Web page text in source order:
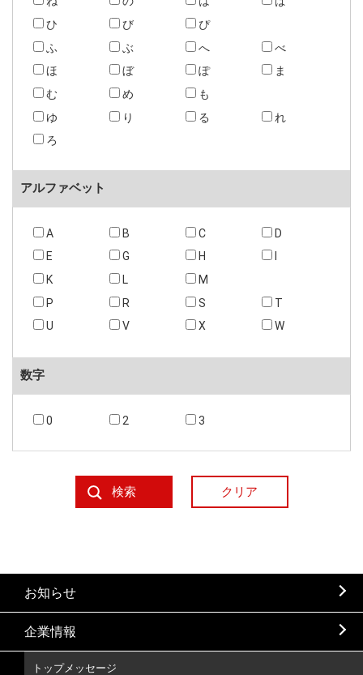
ひ
び
ぴ
ふ
ぶ へ
べ
ほ
ぼ ぽ
ま
む
め
も
ゆ
り る
れ
ろ
アルファベット
A B C
D
E
G H
K
L
M
P
R S
T
U
V X W
数字
0 2 3
お知らせ
企業情報
トップメッセージ